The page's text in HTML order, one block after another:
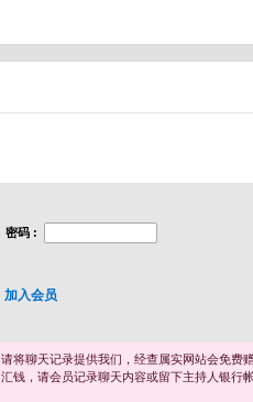
密码 :
加入会员
将聊天记录提供我们，经查属实网站会免费赠
钱，请会员记录聊天内容或留下主持人银行